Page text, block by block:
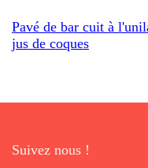
Pavé de bar cuit à
jus de coques
Suivez nous !